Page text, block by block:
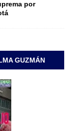
por
GUZMÁN